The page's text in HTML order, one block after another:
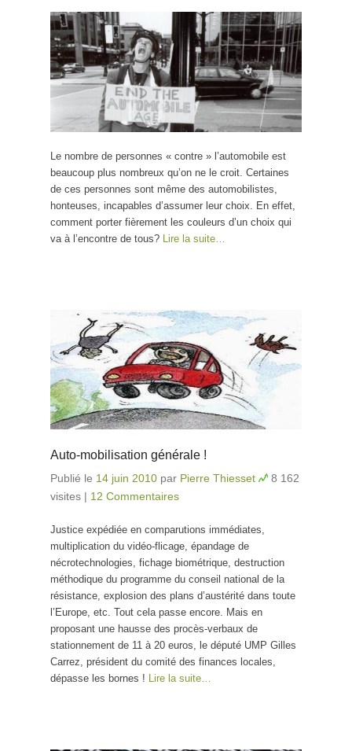
Le nombre de personnes « contre » l’automobile est
beaucoup plus nombreux qu’on ne le croit. Certaines
de ces personnes sont même des automobilistes,
honteuses, incapables d’assumer leur choix. En effet,
comment porter fièrement les couleurs d’un choix qui
va à l’encontre de tous? Lire la suite…
Auto-mobilisation générale !
Publié le 14 juin 2010 par Pierre Thiesset
8 162
visites | 12 Commentaires
Justice expédiée en comparutions immédiates,
multiplication du vidéo-flicage, épandage de
nécrotechnologies, fichage biométrique, destruction
méthodique du programme du conseil national de la
résistance, explosion des plans d’austérité dans toute
l’Europe, etc. Tout cela passe encore. Mais en
proposant une hausse des procès-verbaux de
stationnement de 11 à 20 euros, le député UMP Gilles
Carrez, président du comité des finances locales,
dépasse les bornes !
Lire la suite…